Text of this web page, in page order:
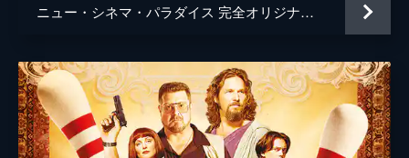
ハロルド・ライミス
Ｃ・Ｏ・エリクソン
ニュー・シネマ・パラダイス 完全オリジナル版